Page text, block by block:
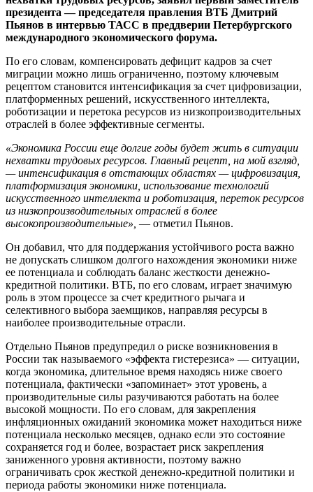
президента — председателя правления ВТБ Дмитрий
Пьянов в интервью ТАСС в преддверии Петербургского
международного экономического форума.
По его словам, компенсировать дефицит кадров за счет
миграции можно лишь ограниченно, поэтому ключевым
рецептом становится интенсификация за счет цифровизации,
платформенных решений, искусственного интеллекта,
роботизации и перетока ресурсов из низкопроизводительных
отраслей в более эффективные сегменты.
«Экономика России еще долгие годы будет жить в ситуации
нехватки трудовых ресурсов. Главный рецепт, на мой взгляд,
— интенсификация в отстающих областях — цифровизация,
платформизация экономики, использование технологий
искусственного интеллекта и роботизация, переток ресурсов
из низкопроизводительных отраслей в более
высокопроизводительные», — отметил Пьянов.
Он добавил, что для поддержания устойчивого роста важно
не допускать слишком долгого нахождения экономики ниже
ее потенциала и соблюдать баланс жесткости денежно-
кредитной политики. ВТБ, по его словам, играет значимую
роль в этом процессе за счет кредитного рычага и
селективного выбора заемщиков, направляя ресурсы в
наиболее производительные отрасли.
Отдельно Пьянов предупредил о риске возникновения в
России так называемого «эффекта гистерезиса» — ситуации,
когда экономика, длительное время находясь ниже своего
потенциала, фактически «запоминает» этот уровень, а
производительные силы разучиваются работать на более
высокой мощности. По его словам, для закрепления
инфляционных ожиданий экономика может находиться ниже
потенциала несколько месяцев, однако если это состояние
сохраняется год и более, возрастает риск закрепления
заниженного уровня активности, поэтому важно
ограничивать срок жесткой денежно-кредитной политики и
периода работы экономики ниже потенциала.